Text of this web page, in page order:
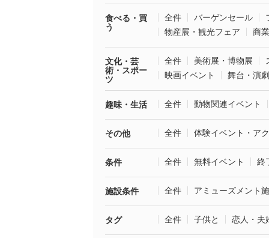
食べる・買
う
全件 バーゲンセール
物産展・観光フェア
商
文化・芸
術・スポー
ツ
全件 美術展・博物展
映画イベント
舞台・演劇
趣味・生活 全件 動物関連イベント
その他 全件 体験イベント・ア
条件 全件 無料イベント 終
施設条件 全件 アミューズメント
タグ 全件 子供と 恋人・夫